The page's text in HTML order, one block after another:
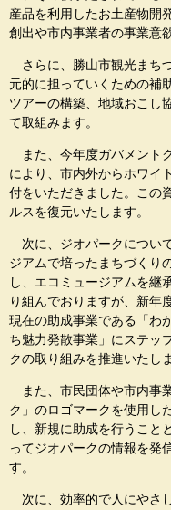
産品を利用したお土産物開
創出や市内事業者の事業意
さらに、勝山市観光まち
元的に担っていくための補
ツアーの構築、地域おこし
て取組みます。
また、今年度ガバメント
により、市内外からホワイ
付をいただきました。この
ルスを復元いたします。
次に、ジオパークについ
ジアムで培ったまちづくり
し、エコミュージアムを継
り組んでおりますが、新年
現在の助成事業である「わ
ち魅力発散事業」にステッ
クの取り組みを推進いたし
また、市民団体や市内事
ク」のロゴマークを使用し
し、新規に助成を行うこと
ってジオパークの情報を発
す。
次に、効率的で人にやさ